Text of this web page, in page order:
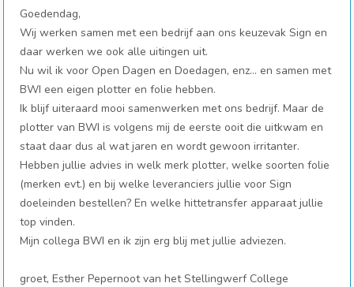
Goedendag,
Wij werken samen met een bedrijf aan ons keuzevak Sign en
daar werken we ook alle uitingen uit.
Nu wil ik voor Open Dagen en Doedagen, enz… en samen met
BWI een eigen plotter en folie hebben.
Ik blijf uiteraard mooi samenwerken met ons bedrijf. Maar de
plotter van BWI is volgens mij de eerste ooit die uitkwam en
staat daar dus al wat jaren en wordt gewoon irritanter.
Hebben jullie advies in welk merk plotter, welke soorten folie
(merken evt.) en bij welke leveranciers jullie voor Sign
doeleinden bestellen? En welke hittetransfer apparaat jullie
top vinden.
Mijn collega BWI en ik zijn erg blij met jullie adviezen.
groet, Esther Pepernoot van het Stellingwerf College